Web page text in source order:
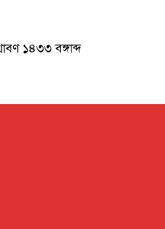
১৪৩৩ বঙ্গাব্দ